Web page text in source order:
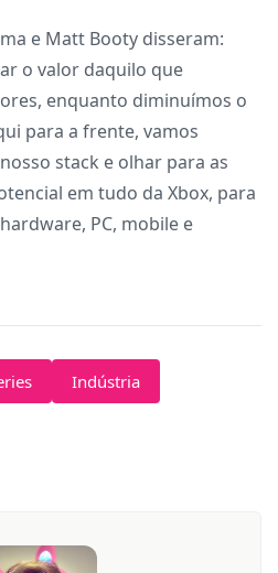
e Matt Booty disseram:
o valor daquilo que
enquanto diminuímos o
para a frente, vamos
stack e olhar para as
em tudo da Xbox, para
PC, mobile e
Indústria